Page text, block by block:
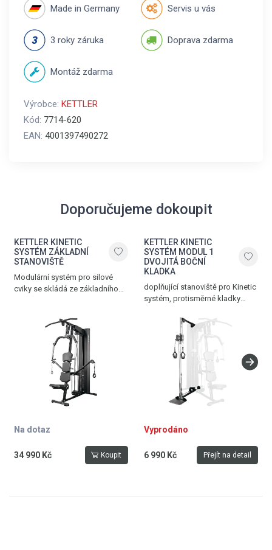
Made in Germany Servis u vás
3 roky záruka Doprava zdarma
Montáž zdarma
Výrobce: KETTLER
Kód: 7714-620
EAN: 4001397490272
Doporučujeme dokoupit
KETTLER KINETIC
SYSTÉM ZÁKLADNÍ
STANOVIŠTĚ
Modulární systém pro silové
cviky se skládá ze základního
pro kompletní procvičování
všech hlavních svalových
Na dotaz
34 990 Kč Koupit
KETTLER KINETIC
SYSTÉM MODUL 1
DVOJITÁ BOČNÍ
KLADKA
doplňující stanoviště pro Kinetic
systém, protisměrné kladky
nastavitelné, závaží 2 x 50 kg,
vyrobeno v Německu
Vyprodáno
6 990 Kč Přejít na detail